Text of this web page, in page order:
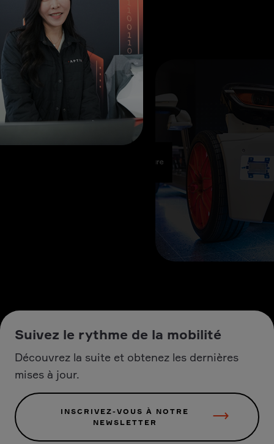
Suivez le rythme de la mobilité
Découvrez la suite et obtenez les dernières
mises à jour.
INSCRIVEZ-VOUS À NOTRE
NEWSLETTER